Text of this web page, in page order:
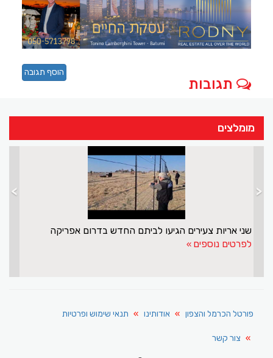
תגובות
הוסף תגובה
מומלצים
שני אריות צעירים הגיעו לביתם החדש בדרום אפריקה
לפרטים נוספים
> <
פורטל הכרמל והצפון אודותינו תנאי שימוש ופרטיות
צור קשר